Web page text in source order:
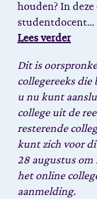
houden? In
studentdocent…
Lees verder
Dit is
collegereeks die
u nu kunt
college uit de
resterende
kunt zich voor
28 augustus om
het online
aanmelding.